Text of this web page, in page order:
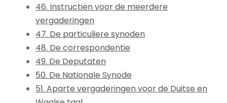
46. Instructiën voor de meerdere
vergaderingen
47. De particuliere synoden
48. De correspondentie
49. De Deputaten
50. De Nationale Synode
51. Aparte vergaderingen voor de Duitse en